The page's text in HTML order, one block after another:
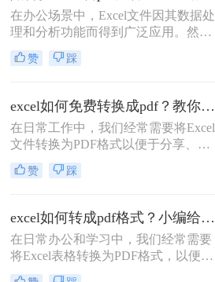
换为PDF文档。我们如何将excel转
PDF？让我们学习以下Excel转换PDF
的方法！
在办公场景中，Excel文件因其数据处
理和分析功能而得到广泛应用。然
而，当需要将Excel文件分享给他人或
打印时，将其转换为PDF格式变得尤
呢？本文将为您详细介绍Excel转PDF
的方法，帮助您轻松实现数据的安全
分享与打印，提升工作效率。
赞 踩
excel如何免费转换成pdf？教你二种简单转换方法！
在日常工作中，我们经常需要将Excel
文件转换为PDF格式以便于分享、打
印或存档。然而，许多用户可能并不
希望为此付费购买专门的转换软件。
文将介绍几种免费且简单的方法，帮
助用户将Excel文件转换为PDF格式。
赞 踩
excel如何转成pdf格式？小编给你分享这三种方法！
​在日常办公和学习中，我们经常需要
将Excel表格转换为PDF格式，以便在
不改变原始格式的情况下进行分享、